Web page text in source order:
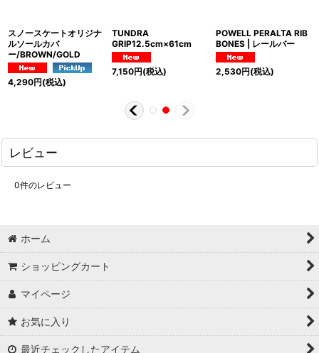
スノースケートオリジナ
ルソールカバ
ー/BROWN/GOLD
4,290円(税込)
TUNDRA
GRIP12.5cm×61cm
7,150円(税込)
POWELL PERALTA RIB
BONES | レールバー
2,530円(税込)
レビュー
0件のレビュー
ホーム
ショッピングカート
マイページ
お気に入り
最近チェックしたアイテム